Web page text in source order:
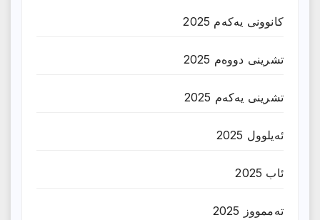
کانوونی یەکەم 2025
تشرینی دووەم 2025
تشرینی یەکەم 2025
ئەیلوول 2025
ئاب 2025
تەممووز 2025